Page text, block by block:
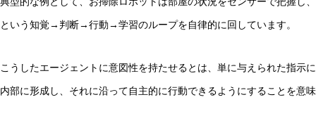
という知覚→判断→行動→学習のループを自律的に回しています。
こうしたエージェントに意図性を持たせるとは、単に与えられた指示
内部に形成し、それに沿って自主的に行動できるようにすることを意